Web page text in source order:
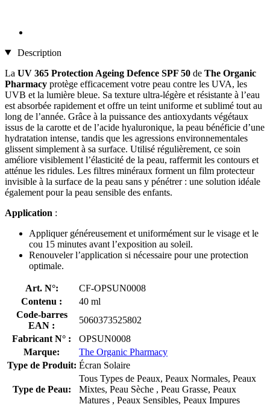
Description
La UV 365 Protection Ageing Defence SPF 50 de The Organic
Pharmacy protège efficacement votre peau contre les UVA, les
UVB et la lumière bleue. Sa texture ultra-légère et résistante à l’eau
est absorbée rapidement et offre un teint uniforme et sublimé tout au
long de l’année. Grâce à la puissance des antioxydants végétaux
issus de la carotte et de l’acide hyaluronique, la peau bénéficie d’une
hydratation intense, tandis que les agressions environnementales
glissent simplement à sa surface. Utilisé régulièrement, ce soin
améliore visiblement l’élasticité de la peau, raffermit les contours et
atténue les ridules. Les filtres minéraux forment un film protecteur
invisible à la surface de la peau sans y pénétrer : une solution idéale
également pour la peau sensible des enfants.
Application :
Appliquer généreusement et uniformément sur le visage et le
cou 15 minutes avant l’exposition au soleil.
Renouveler l’application si nécessaire pour une protection
optimale.
Art. N°:
CF-OPSUN0008
Contenu :
40 ml
Code-barres
EAN :
5060373525802
Fabricant N° :
OPSUN0008
Marque:
The Organic Pharmacy
Type de Produit: Écran Solaire
Type de Peau:
Tous Types de Peaux, Peaux Normales, Peaux
Mixtes, Peau Sèche , Peau Grasse, Peaux
Matures , Peaux Sensibles, Peaux Impures